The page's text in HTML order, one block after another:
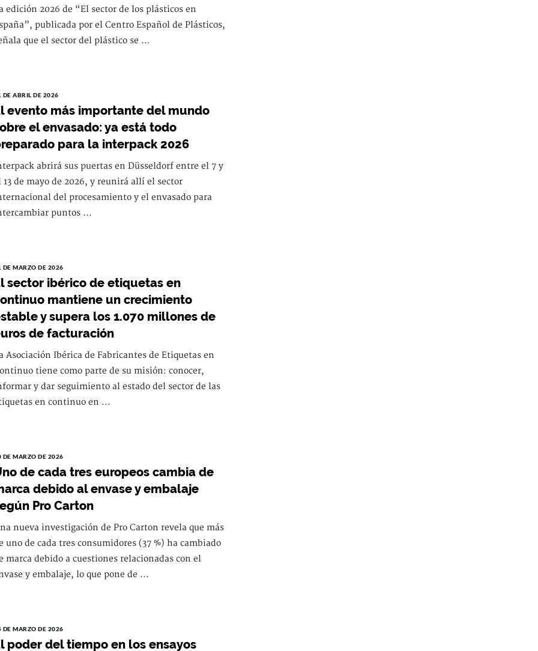
edición 2026 de “El sector de los plásticos en
publicada por el Centro Español de Plásticos,
que el sector del plástico se ...
DE ABRIL DE 2026
evento más importante del mundo
el envasado: ya está todo
para la interpack 2026
abrirá sus puertas en Düsseldorf entre el 7 y
13 de mayo de 2026, y reunirá allí el sector
del procesamiento y el envasado para
puntos ...
DE MARZO DE 2026
sector ibérico de etiquetas en
mantiene un crecimiento
y supera los 1.070 millones de
de facturación
Asociación Ibérica de Fabricantes de Etiquetas en
tiene como parte de su misión: conocer,
y dar seguimiento al estado del sector de las
en continuo en ...
DE MARZO DE 2026
de cada tres europeos cambia de
debido al envase y embalaje
Pro Carton
nueva investigación de Pro Carton revela que más
uno de cada tres consumidores (37 %) ha cambiado
marca debido a cuestiones relacionadas con el
y embalaje, lo que pone de ...
DE MARZO DE 2026
poder del tiempo en los ensayos